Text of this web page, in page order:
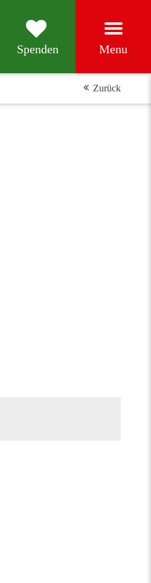
Spenden Menu
Zurück